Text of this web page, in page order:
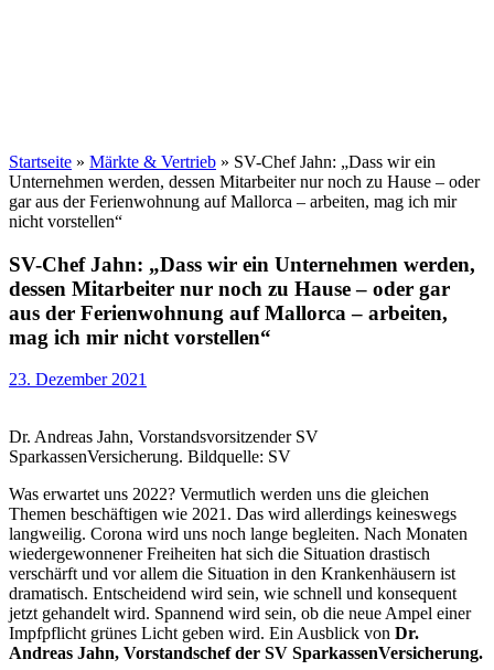
Startseite » Märkte & Vertrieb » SV-Chef Jahn: „Dass wir ein
Unternehmen werden, dessen Mitarbeiter nur noch zu Hause – oder
gar aus der Ferienwohnung auf Mallorca – arbeiten, mag ich mir
nicht vorstellen“
SV-Chef Jahn: „Dass wir ein Unternehmen werden,
dessen Mitarbeiter nur noch zu Hause – oder gar
aus der Ferienwohnung auf Mallorca – arbeiten,
mag ich mir nicht vorstellen“
23. Dezember 2021
Dr. Andreas Jahn, Vorstandsvorsitzender SV
SparkassenVersicherung. Bildquelle: SV
Was erwartet uns 2022? Vermutlich werden uns die gleichen
Themen beschäftigen wie 2021. Das wird allerdings keineswegs
langweilig. Corona wird uns noch lange begleiten. Nach Monaten
wiedergewonnener Freiheiten hat sich die Situation drastisch
verschärft und vor allem die Situation in den Krankenhäusern ist
dramatisch. Entscheidend wird sein, wie schnell und konsequent
jetzt gehandelt wird. Spannend wird sein, ob die neue Ampel einer
Impfpflicht grünes Licht geben wird. Ein Ausblick von Dr.
Andreas Jahn, Vorstandschef der SV SparkassenVersicherung.